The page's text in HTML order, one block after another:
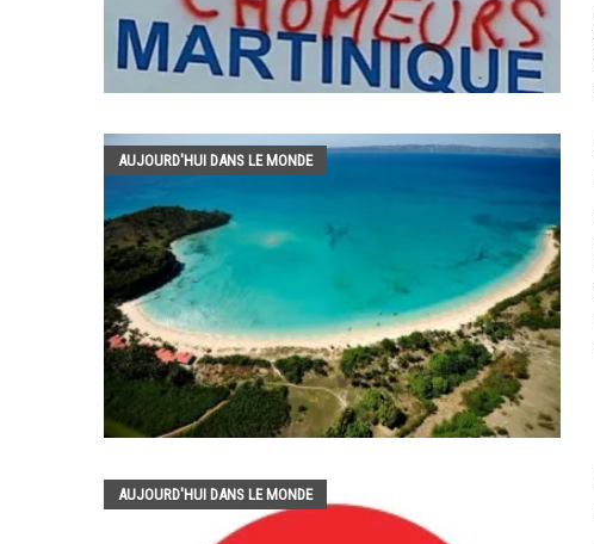
AUJOURD'HUI DANS LE MONDE
AUJOURD'HUI DANS LE MONDE